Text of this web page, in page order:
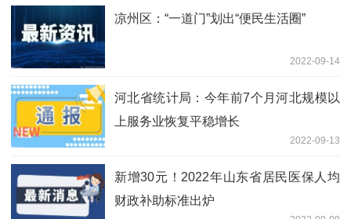
凉州区：“一道门”划出“便民生活圈”
2022-09-14
河北省统计局：今年前7个月河北规模以
上服务业恢复平稳增长
2022-09-13
新增30元！2022年山东省居民医保人均
财政补助标准出炉